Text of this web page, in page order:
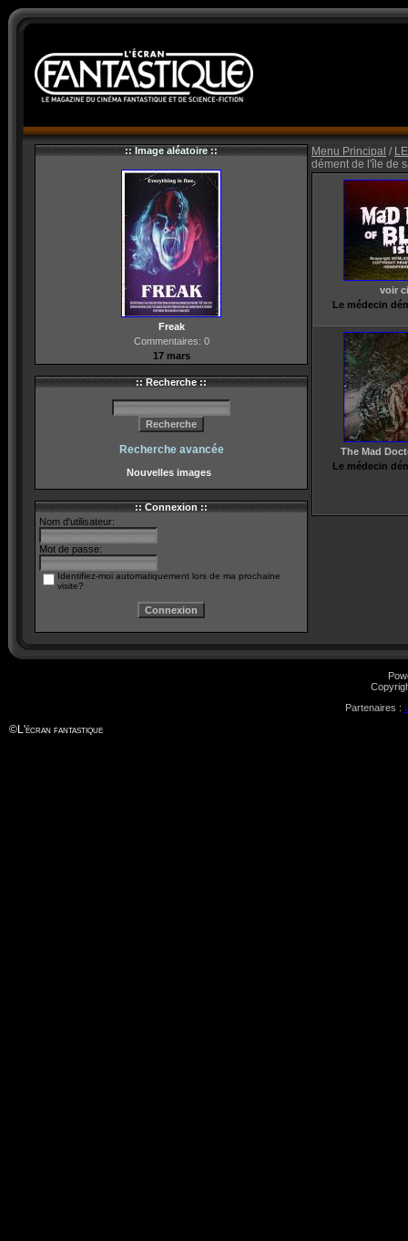
:: Image aléatoire ::
Freak
Commentaires: 0
17 mars
:: Recherche ::
Recherche avancée
Nouvelles images
:: Connexion ::
Nom d'utilisateur:
Mot de passe:
Identifiez-moi automatiquement lors de ma prochaine
visite?
Menu Principal /
dément de l'île de
voir
Le médecin
The Mad
Le médecin
Partenaires :
©L'écran fantastique